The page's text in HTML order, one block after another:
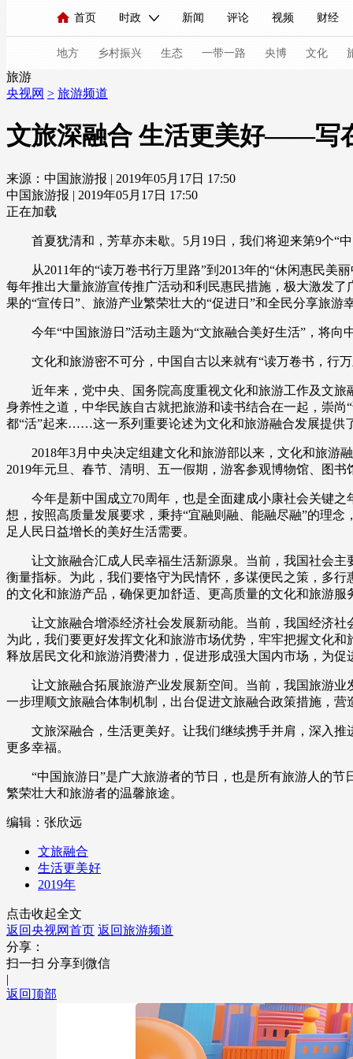
首页 时政 新闻 评论 视频 财经
人民领袖习近平 联播+ 中国领导人 央视快评 习
直播 栏目大全 节目单 听音 微视频
海外频道 iPanda English Монгол
地方 乡村振兴 生态 一带一路 央博 文化
新闻 国内 国际 评论
视频 小央视频 小央直播 直播中国 熊
现场 前线 比划 快看 蓝海中国 新
体育 直播 竞猜 2026年世界杯 2026年
VIP会员 CCTV奥林匹克频道 生活体育大会
大国智造 大国展会 大国保险 云顶对话
CCTV.节目官网 直播 节目单 栏目 片库
旅游
央视网 > 旅游频道
文旅深融合 生活更美好——写
来源：中国旅游报 | 2019年05月17日 17:50
中国旅游报 | 2019年05月17日 17:50
正在加载
首夏犹清和，芳草亦未歇。5月19日，我们将迎来第9个“
从2011年的“读万卷书行万里路”到2013年的“休闲惠民
每年推出大量旅游宣传推广活动和利民惠民措施，极大激发
果的“宣传日”、旅游产业繁荣壮大的“促进日”和全民分享旅游
今年“中国旅游日”活动主题为“文旅融合美好生活”，将
文化和旅游密不可分，中国自古以来就有“读万卷书，行
近年来，党中央、国务院高度重视文化和旅游工作及文
身养性之道，中华民族自古就把旅游和读书结合在一起，崇
都“活”起来……这一系列重要论述为文化和旅游融合发展提供
2018年3月中央决定组建文化和旅游部以来，文化和旅
2019年元旦、春节、清明、五一假期，游客参观博物馆、图
今年是新中国成立70周年，也是全面建成小康社会关键
想，按照高质量发展要求，秉持“宜融则融、能融尽融”的理
足人民日益增长的美好生活需要。
让文旅融合汇成人民幸福生活新源泉。当前，我国社会
衡量指标。为此，我们要恪守为民情怀，多谋便民之策，多
的文化和旅游产品，确保更加舒适、更高质量的文化和旅游
让文旅融合增添经济社会发展新动能。当前，我国经济
为此，我们要更好发挥文化和旅游市场优势，牢牢把握文化
释放居民文化和旅游消费潜力，促进形成强大国内市场，为
让文旅融合拓展旅游产业发展新空间。当前，我国旅游
一步理顺文旅融合体制机制，出台促进文旅融合政策措施，
文旅深融合，生活更美好。让我们继续携手并肩，深入
更多幸福。
“中国旅游日”是广大旅游者的节日，也是所有旅游人的
繁荣壮大和旅游者的温馨旅途。
编辑：张欣远
文旅融合
生活更美好
2019年
点击收起全文
返回央视网首页 返回旅游频道
分享：
扫一扫 分享到微信
|
返回顶部